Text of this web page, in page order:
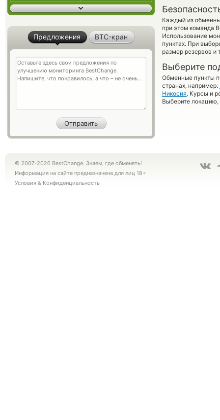
Каждый из
при этом команда
Использование
пунктах. При
размер резервов и
Выберите
Обменные пункты
странах, например:
Никосия. Курсы и
Выберите локацию,
Предложения BTC-кран
© 2007-2026 BestChange. Знаем, где обменять!
Информация на сайте предназначена для лиц 18+
Условия & Конфиденциальность